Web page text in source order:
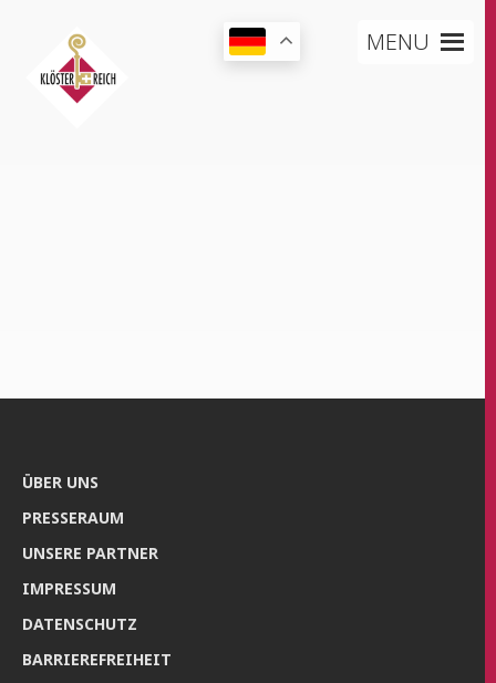
MENU
ÜBER UNS
PRES­SE­RAUM
UNSE­RE PARTNER
IMPRES­SUM
DATEN­SCHUTZ
BAR­RIE­RE­FREI­HEIT